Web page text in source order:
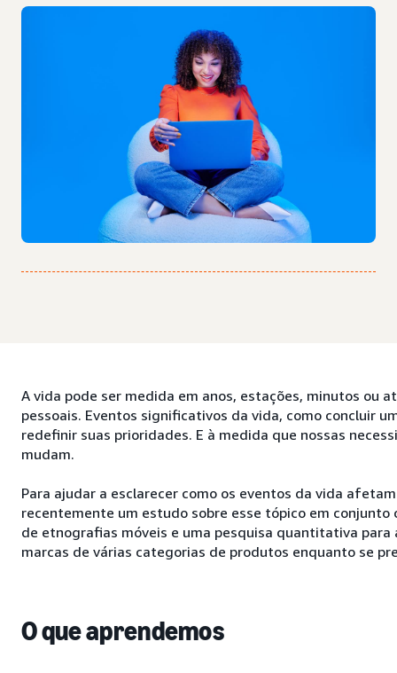
A vida pode ser medida em anos, estações, minutos ou
pessoais. Eventos significativos da vida, como concluir
redefinir suas prioridades. E à medida que nossas
mudam.
Para ajudar a esclarecer como os eventos da vida
recentemente um estudo sobre esse tópico em
de etnografias móveis e uma pesquisa quantitativa para
marcas de várias categorias de produtos enquanto se
O que aprendemos